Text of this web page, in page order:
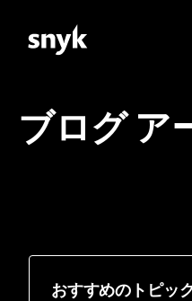
ブログ ア
おすすめのトピッ